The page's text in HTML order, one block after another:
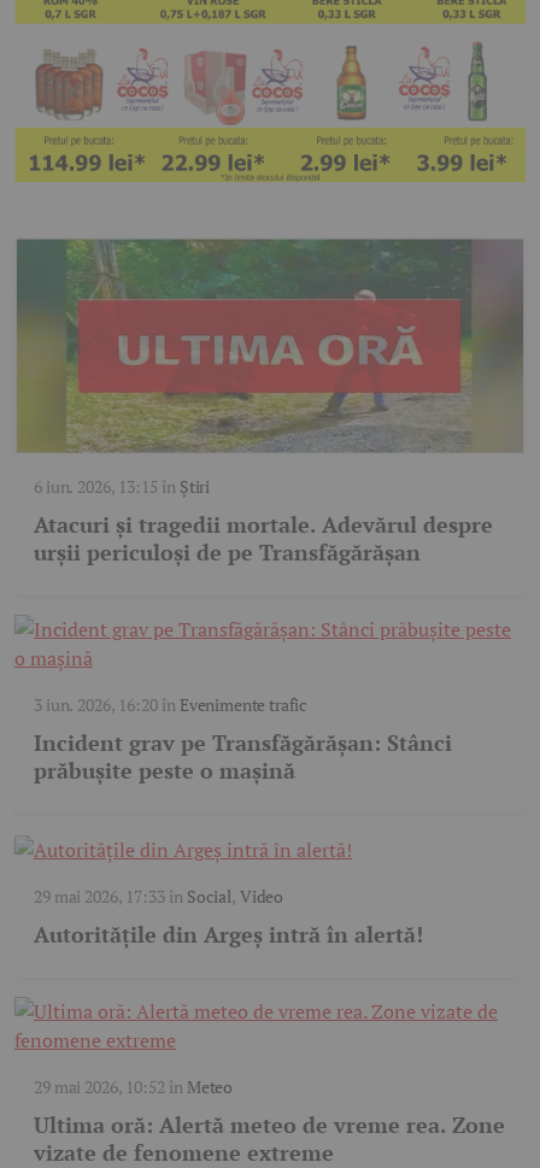
6 iun. 2026, 13:15 în Știri
Atacuri și tragedii mortale. Adevărul despre
urșii periculoși de pe Transfăgărășan
3 iun. 2026, 16:20în Evenimente trafic
Incident grav pe Transfăgărășan: Stânci
prăbușite peste o mașină
29 mai 2026, 17:33în Social, Video
Autoritățile din Argeș intră în alertă!
29 mai 2026, 10:52 în Meteo
Ultima oră: Alertă meteo de vreme rea. Zone
vizate de fenomene extreme